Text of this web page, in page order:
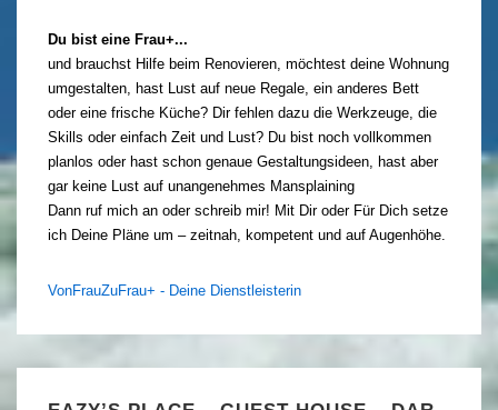
Du bist eine Frau+...
und brauchst Hilfe beim Renovieren, möchtest deine Wohnung
umgestalten, hast Lust auf neue Regale, ein anderes Bett
oder eine frische Küche? Dir fehlen dazu die Werkzeuge, die
Skills oder einfach Zeit und Lust? Du bist noch vollkommen
planlos oder hast schon genaue Gestaltungsideen, hast aber
gar keine Lust auf unangenehmes Mansplaining
Dann ruf mich an oder schreib mir! Mit Dir oder Für Dich setze
ich Deine Pläne um – zeitnah, kompetent und auf Augenhöhe.
VonFrauZuFrau+ - Deine Dienstleisterin